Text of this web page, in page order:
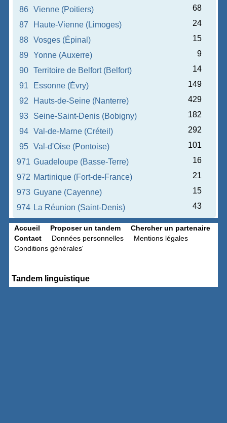
86
Vienne (Poitiers)
68
87
Haute-Vienne (Limoges)
24
88
Vosges (Épinal)
15
89
Yonne (Auxerre)
9
90
Territoire de Belfort (Belfort)
14
91
Essonne (Évry)
149
92
Hauts-de-Seine (Nanterre)
429
93
Seine-Saint-Denis (Bobigny)
182
94
Val-de-Marne (Créteil)
292
95
Val-d'Oise (Pontoise)
101
971 Guadeloupe (Basse-Terre)
16
972 Martinique (Fort-de-France)
21
973 Guyane (Cayenne)
15
974 La Réunion (Saint-Denis) 43
Accueil Proposer un tandem
Chercher un partenaire
Contact
Données personnelles
Mentions légales
Conditions générales'
Tandem linguistique